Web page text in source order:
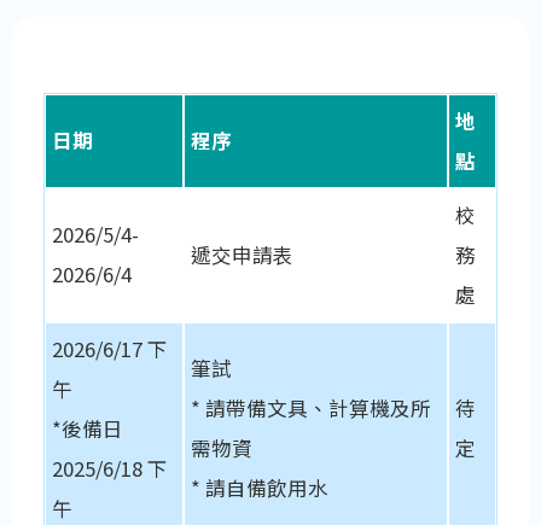
日期 程序
地
點
2026/5/4-
2026/6/4
遞交申請表
校
務
處
2026/6/17 下
午
*後備日
2025/6/18 下
午
筆試
* 請帶備文具、計算機及所
需物資
* 請自備飲用水
待
定